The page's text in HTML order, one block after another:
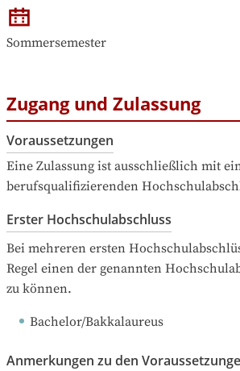
Sommersemester
Zugang und Zulassung
Voraussetzungen
Eine Zulassung ist ausschließlich mit
berufsqualifizierenden
Erster Hochschulabschluss
Bei mehreren ersten
Regel einen der genannten
zu können.
Bachelor/Bakkalaureus
Anmerkungen zu den